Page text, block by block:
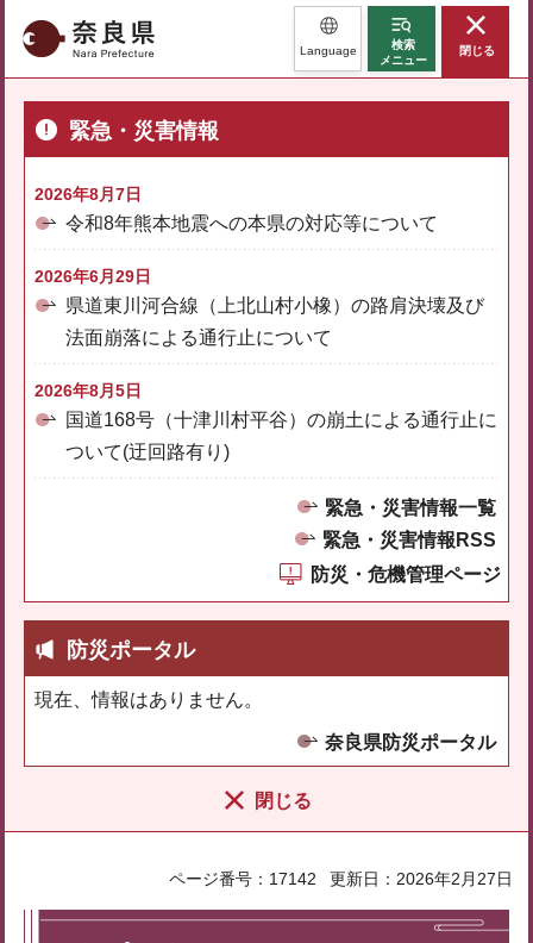
奈良県 Language
検索
メニュー
閉じる
緊急・災害情報
2026年8月7日
令和8年熊本地震への本県の対応等について
2026年6月29日
県道東川河合線（上北山村小橡）の路肩決壊及び
法面崩落による通行止について
2026年8月5日
国道168号（十津川村平谷）の崩土による通行止に
ついて(迂回路有り)
緊急・災害情報一覧
緊急・災害情報RSS
防災・危機管理ページ
防災ポータル
現在、情報はありません。
奈良県防災ポータル
閉じる
ページ番号：17142 更新日：2026年2月27日